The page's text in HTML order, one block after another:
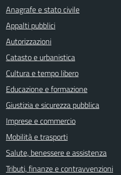
Anagrafe e stato civile
Appalti pubblici
Autorizzazioni
Catasto e urbanistica
Cultura e tempo libero
Educazione e formazione
Giustizia e sicurezza pubblica
Imprese e commercio
Mobilità e trasporti
Salute, benessere e assistenza
Tributi, finanze e contravvenzioni